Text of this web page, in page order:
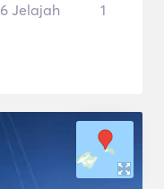
6 Jelajah 1